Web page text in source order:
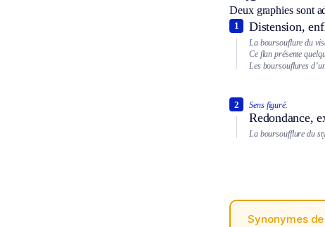
Deux graphies sont
Distension,
1
La boursouflure du
Ce flan présente
Les boursouflures
Sens figuré.
Redondance,
2
La boursoufflure du
Synonymes de